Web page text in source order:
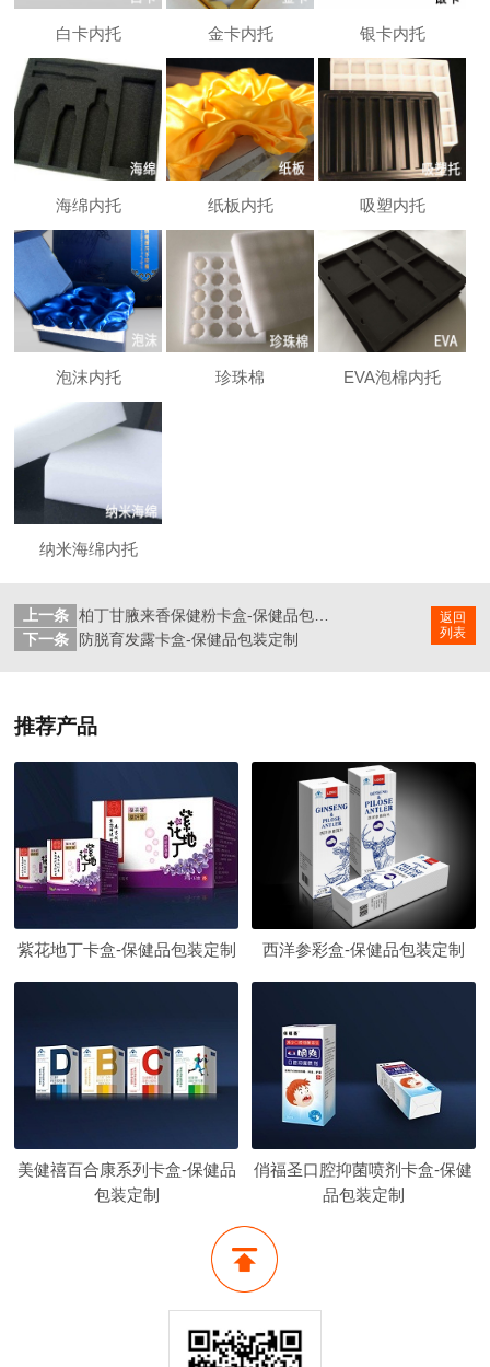
白卡内托 金卡内托 银卡内托
海绵内托 纸板内托 吸塑内托
泡沫内托 珍珠棉 EVA泡棉内托
纳米海绵内托
返回
列表
上一条
下一条
防脱育发露卡盒-保健品包装定制
推荐产品
紫花地丁卡盒-保健品包装定制 西洋参彩盒-保健品包装定制
美健禧百合康系列卡盒-保健品
包装定制
俏福圣口腔抑菌喷剂卡盒-保健
品包装定制